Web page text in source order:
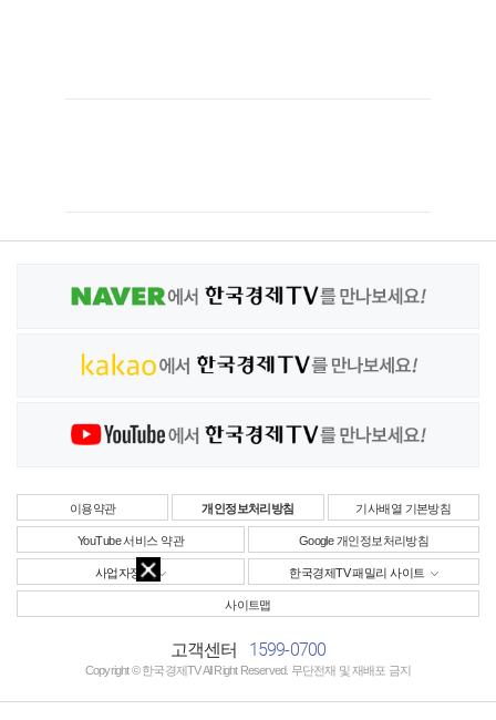
이용약관 개인정보처리방침 기사배열 기본방침
YouTube 서비스 약관 Google 개인정보처리방침
사업자정보 한국경제TV 패밀리 사이트
사이트맵
고객센터 1599-0700
Copyright © 한국경제TV All Right Reserved. 무단전재 및 재배포 금지